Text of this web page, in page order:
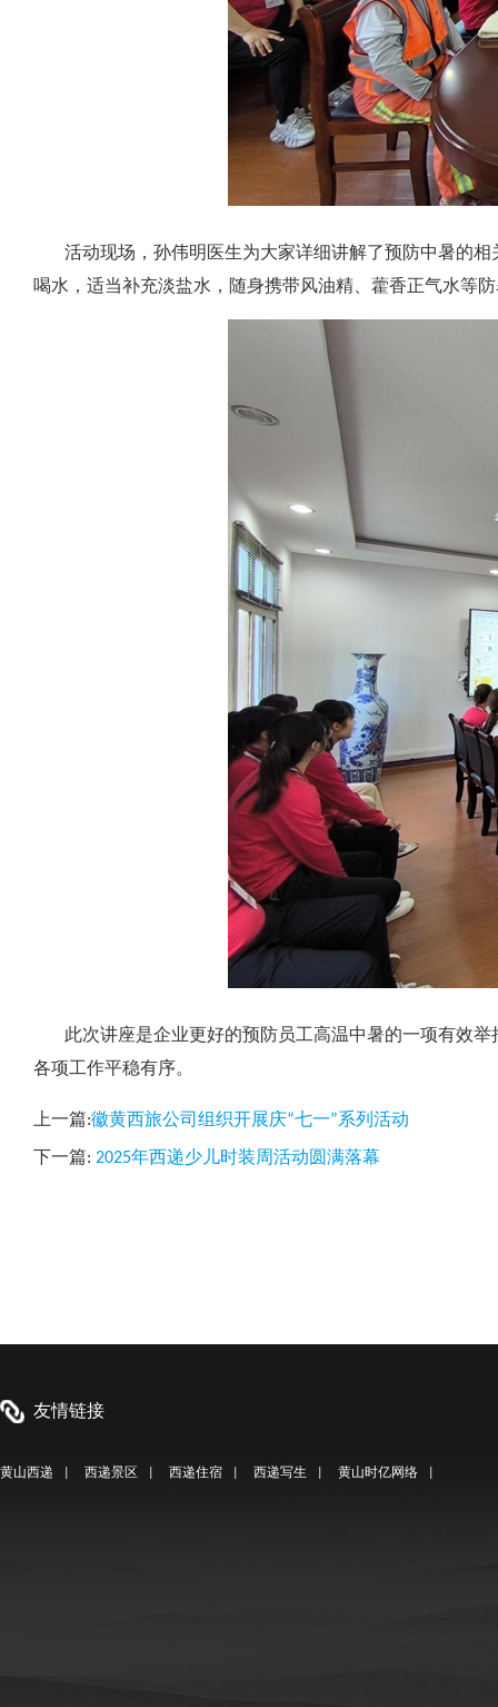
活动现场，孙伟明医生为大家详细讲解了预防中暑的相
喝水，适当补充淡盐水，随身携带风油精、藿香正气水等
此次讲座是企业更好的预防员工高温中暑的一项有效举
各项工作平稳有序。
上一篇:徽黄西旅公司组织开展庆“七一”系列活动
下一篇: 2025年西递少儿时装周活动圆满落幕